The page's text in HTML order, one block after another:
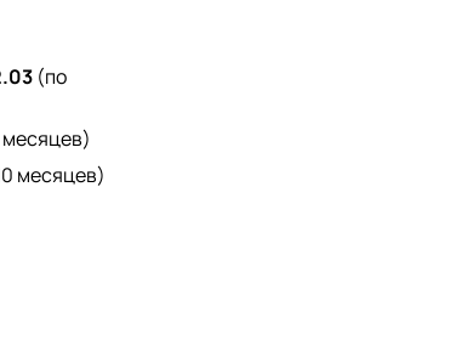
(по
месяцев)
месяцев)